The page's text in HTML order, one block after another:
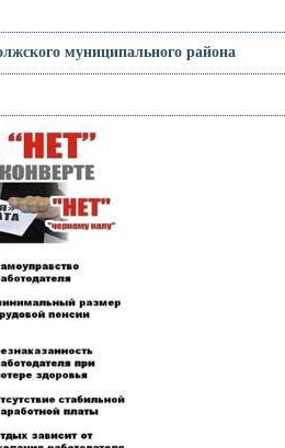
муниципального района